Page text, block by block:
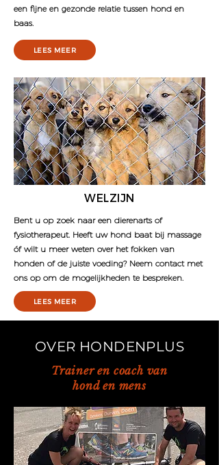
een fijne en gezonde relatie tussen hond en
baas.
LEES MEER
WELZIJN
Bent u op zoek naar een dierenarts of
fysiotherapeut. Heeft uw hond baat bij massage
óf wilt u meer weten over het fokken van
honden of de juiste voeding? Neem contact met
ons op om de mogelijkheden te bespreken.
LEES MEER
OVER HONDENPLUS
Trainer en coach van
hond en mens